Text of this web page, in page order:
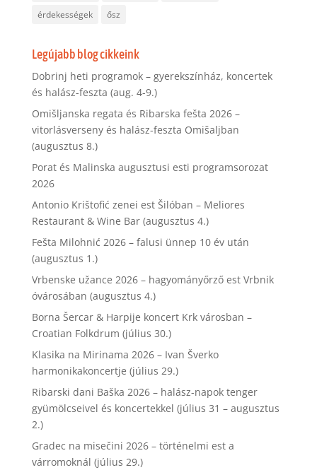
érdekességek
ősz
Legújabb blog cikkeink
Dobrinj heti programok – gyerekszínház, koncertek
és halász-feszta (aug. 4-9.)
Omišljanska regata és Ribarska fešta 2026 –
vitorlásverseny és halász-feszta Omišaljban
(augusztus 8.)
Porat és Malinska augusztusi esti programsorozat
2026
Antonio Krištofić zenei est Šilóban – Meliores
Restaurant & Wine Bar (augusztus 4.)
Fešta Milohnić 2026 – falusi ünnep 10 év után
(augusztus 1.)
Vrbenske užance 2026 – hagyományőrző est Vrbnik
óvárosában (augusztus 4.)
Borna Šercar & Harpije koncert Krk városban –
Croatian Folkdrum (július 30.)
Klasika na Mirinama 2026 – Ivan Šverko
harmonikakoncertje (július 29.)
Ribarski dani Baška 2026 – halász-napok tenger
gyümölcseivel és koncertekkel (július 31 – augusztus
2.)
Gradec na misečini 2026 – történelmi est a
várromoknál (július 29.)